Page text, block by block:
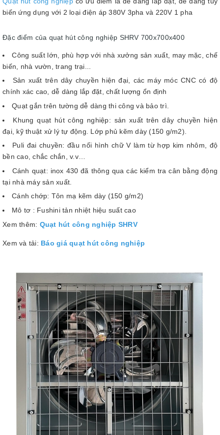
biến ứng dụng với 2 loại điện áp 380V 3pha và 220V 1 pha
Đặc điểm của quạt hút công nghiệp SHRV 700x700x400
Công suất lớn, phù hợp với nhà xưởng sản xuất, may mặc, chế
biến, nhà vườn, trang trại...
Sản xuất trên dây chuyền hiện đại, các máy móc CNC có độ
chính xác cao, dễ dàng lắp đặt, chất lượng ổn định
Quạt gắn trên tường dễ dàng thi công và bảo trì.
Khung quạt hút công nghiệp: sản xuất trên dây chuyền hiện
đại, kỹ thuật xử lý tự động. Lớp phủ kẽm dày (150 g/m2).
Puli đai chuyền: đầu nối hình chữ V làm từ hợp kim nhôm, độ
bền cao, chắc chắn, v.v…
Cánh quạt: inox 430 đã thông qua các kiểm tra cân bằng động
tại nhà máy sản xuất.
Cánh chớp: Tôn mạ kẽm dày (150 g/m2)
Mô tơ : Fushini tản nhiệt hiệu suất cao
Xem thêm: Quạt hút công nghiệp SHRV
Xem và tải: Báo giá quạt hút công nghiệp